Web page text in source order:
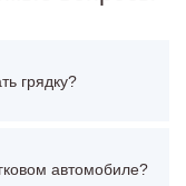
грядку?
автомобиле?